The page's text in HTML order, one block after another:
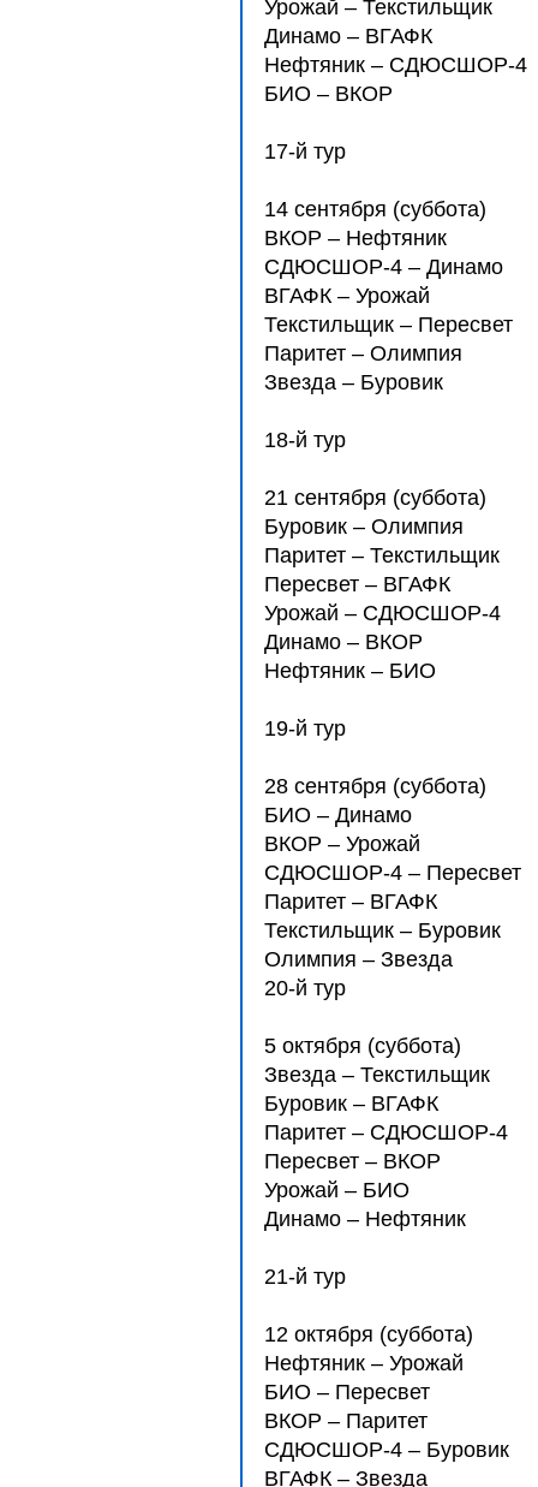
Урожай – Текстильщик
Динамо – ВГАФК
Нефтяник – СДЮCШОР-4
БИО – ВКОР
17-й тур
14 сентября (суббота)
ВКОР – Нефтяник
СДЮCШОР-4 –
ВГАФК – Урожай
Текстильщик – Пересвет
Паритет – Олимпия
Звезда – Буровик
18-й тур
21 сентября (суббота)
Буровик – Олимпия
Паритет – Текстильщик
Пересвет – ВГАФК
Урожай – СДЮCШОР-4
Динамо – ВКОР
Нефтяник – БИО
19-й тур
28 сентября (суббота)
БИО – Динамо
ВКОР – Урожай
СДЮCШОР-4 – Пересвет
Паритет – ВГАФК
Текстильщик – Буровик
Олимпия – Звезда
20-й тур
5 октября (суббота)
Звезда – Текстильщик
Буровик – ВГАФК
Паритет – СДЮCШОР-4
Пересвет – ВКОР
Урожай – БИО
Динамо – Нефтяник
21-й тур
12 октября (суббота)
Нефтяник – Урожай
БИО – Пересвет
ВКОР – Паритет
СДЮCШОР-4 – Буровик
ВГАФК – Звезда